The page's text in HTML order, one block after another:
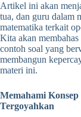
Artikel ini akan
tua, dan guru dalam
matematika terkait
Kita akan membahas
contoh soal yang
membangun
materi ini.
Memahami
Tergoyahkan